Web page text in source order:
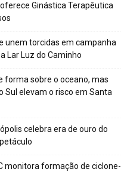
Ginástica Terapêutica
unem torcidas em campanha
Lar Luz do Caminho
forma sobre o oceano, mas
Sul elevam o risco em Santa
celebra era de ouro do
monitora formação de ciclone-